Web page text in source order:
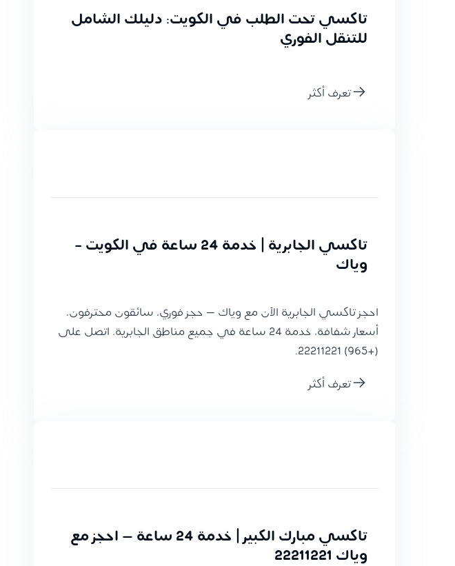
تاكسي تحت الطلب في الكويت: دليلك الشامل
للتنقل الفوري
تعرف أكثر
تاكسي الجابرية | خدمة 24 ساعة في الكويت -
وياك
احجز تاكسي الجابرية الآن مع وياك — حجز فوري، سائقون محترفون،
أسعار شفافة، خدمة 24 ساعة في جميع مناطق الجابرية. اتصل على
(+965) 22211221.
تعرف أكثر
تاكسي مبارك الكبير | خدمة 24 ساعة — احجز مع
وياك 22211221